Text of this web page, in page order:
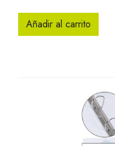
Añadir al carrito